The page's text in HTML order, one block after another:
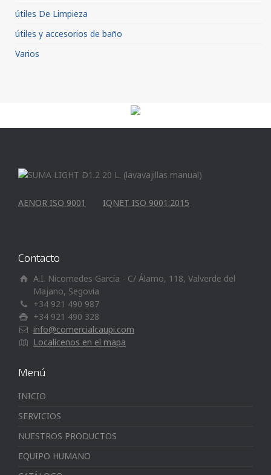
útiles De Limpieza
útiles y accesorios de baño
Varios
AENOR ISO 9001 IQNET ISO 9001:2015
Contacto
A.I. Nicomedes García - C/ Álamo, 118, Valverde del
Majano, Segovia
+34 921 490 987
+34 921 490 328
info@comercialcaupi.com
Localícenos en el mapa
Menú
INICIO
SERVICIOS
NUESTROS PRODUCTOS
EQUIPO HUMANO